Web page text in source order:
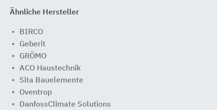
Ähnliche Hersteller
BIRCO
Geberit
GRÖMO
ACO Haustechnik
Sita Bauelemente
Oventrop
DanfossClimate Solutions